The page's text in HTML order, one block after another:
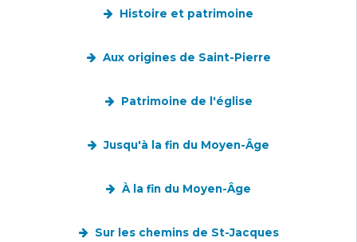
Histoire et patrimoine
Aux origines de Saint-Pierre
Patrimoine de l'église
Jusqu'à la fin du Moyen-Âge
À la fin du Moyen-Âge
Sur les chemins de St-Jacques